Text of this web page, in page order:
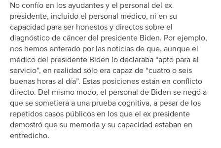
No confío en los ayudantes y el personal del ex
presidente, incluido el personal médico, ni en su
capacidad para ser honestos y directos sobre el
diagnóstico de cáncer del presidente Biden. Por ejemplo,
nos hemos enterado por las noticias de que, aunque el
médico del presidente Biden lo declaraba “apto para el
servicio”, en realidad sólo era capaz de “cuatro o seis
buenas horas al día”. Estas posiciones están en conflicto
directo. Del mismo modo, el personal de Biden se negó a
que se sometiera a una prueba cognitiva, a pesar de los
repetidos casos públicos en los que el ex presidente
demostró que su memoria y su capacidad estaban en
entredicho.